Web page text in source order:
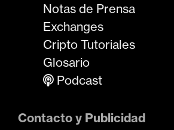
Notas de Prensa
Exchanges
Cripto Tutoriales
Glosario
Podcast
Contacto y Publicidad